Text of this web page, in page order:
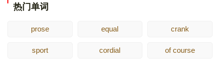
热门单词
prose equal crank
sport cordial of course